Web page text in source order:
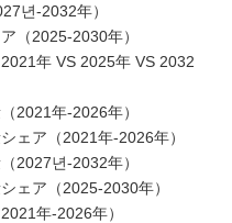
년-2032年）
（2025-2030年）
年 VS 2025年 VS 2032
2021年-2026年）
ェア（2021年-2026年）
2027년-2032年）
ェア（2025-2030年）
年-2026年）